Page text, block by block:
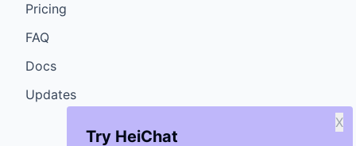
Try HeiChat
X
Pricing
FAQ
Docs
Updates